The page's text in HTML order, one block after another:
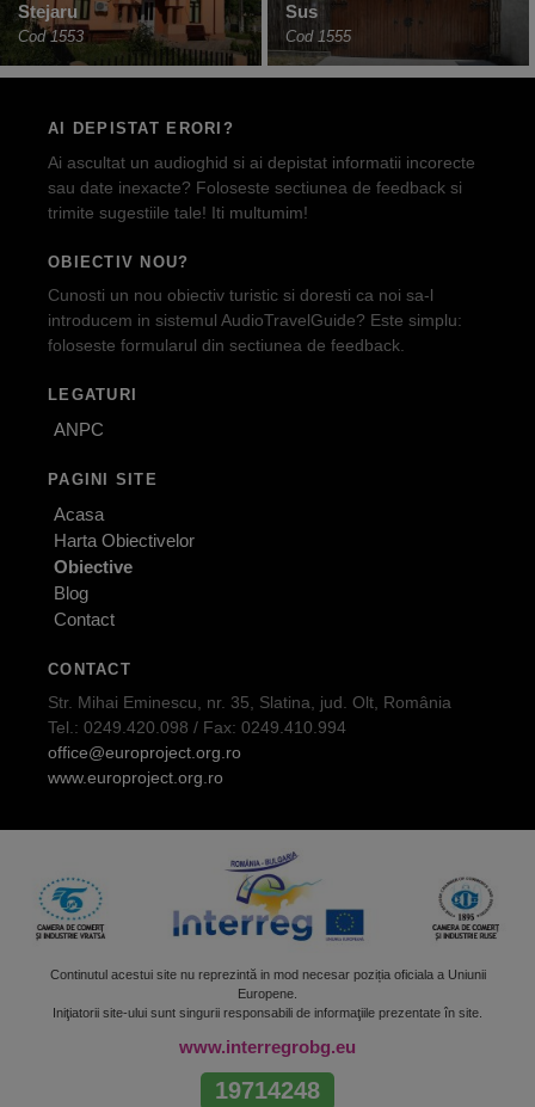
Stejaru
Cod 1553
Sus
Cod 1555
AI DEPISTAT ERORI?
Ai ascultat un audioghid si ai depistat informatii incorecte
sau date inexacte? Foloseste sectiunea de feedback si
trimite sugestiile tale! Iti multumim!
OBIECTIV NOU?
Cunosti un nou obiectiv turistic si doresti ca noi sa-l
introducem in sistemul AudioTravelGuide? Este simplu:
foloseste formularul din sectiunea de feedback.
LEGATURI
ANPC
PAGINI SITE
Acasa
Harta Obiectivelor
Obiective
Blog
Contact
CONTACT
Str. Mihai Eminescu, nr. 35, Slatina, jud. Olt, România
Tel.: 0249.420.098 / Fax: 0249.410.994
office@europroject.org.ro
www.europroject.org.ro
Continutul acestui site nu reprezintă in mod necesar poziția oficiala a Uniunii
Europene.
Iniţiatorii site-ului sunt singurii responsabili de informaţiile prezentate în site.
www.interregrobg.eu
19714248